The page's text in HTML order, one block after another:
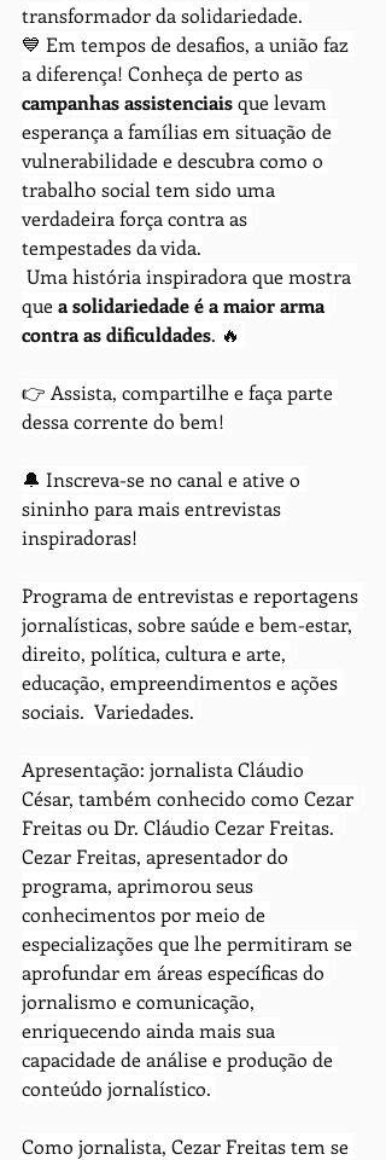
transformador da solidariedade.
💙 Em tempos de desafios, a união faz
a diferença! Conheça de perto as
campanhas assistenciais que levam
esperança a famílias em situação de
vulnerabilidade e descubra como o
trabalho social tem sido uma
verdadeira força contra as
tempestades da vida.
que a solidariedade é a maior arma
contra as dificuldades. 🔥
👉 Assista, compartilhe e faça parte
dessa corrente do bem!
🔔 Inscreva-se no canal e ative o
sininho para mais entrevistas
inspiradoras!
Programa de entrevistas e reportagens
jornalísticas, sobre saúde e bem-estar,
direito, política, cultura e arte,
educação, empreendimentos e ações
sociais.  Variedades.
Apresentação: jornalista Cláudio
César, também conhecido como Cezar
Freitas ou Dr. Cláudio Cezar Freitas.
Cezar Freitas, apresentador do
programa, aprimorou seus
conhecimentos por meio de
especializações que lhe permitiram se
aprofundar em áreas específicas do
jornalismo e comunicação,
enriquecendo ainda mais sua
capacidade de análise e produção de
conteúdo jornalístico.
Como jornalista, Cezar Freitas tem se